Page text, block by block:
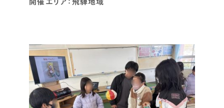
開催エリア：飛騨地域